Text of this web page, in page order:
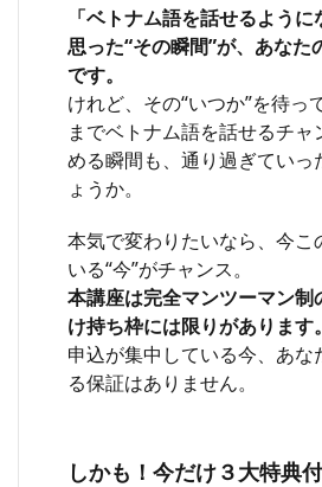
「ベトナム語を話せるよう
思った“その瞬間”が、あなた
です。
けれど、その“いつか”を待っ
までベトナム語を話せるチ
める瞬間も、通り過ぎていっ
ょうか。
本気で変わりたいなら、今こ
いる“今”がチャンス。
本講座は完全マンツーマン制
け持ち枠には限りがあります。
申込が集中している今、あな
る保証はありません。
しかも！今だけ３大特典